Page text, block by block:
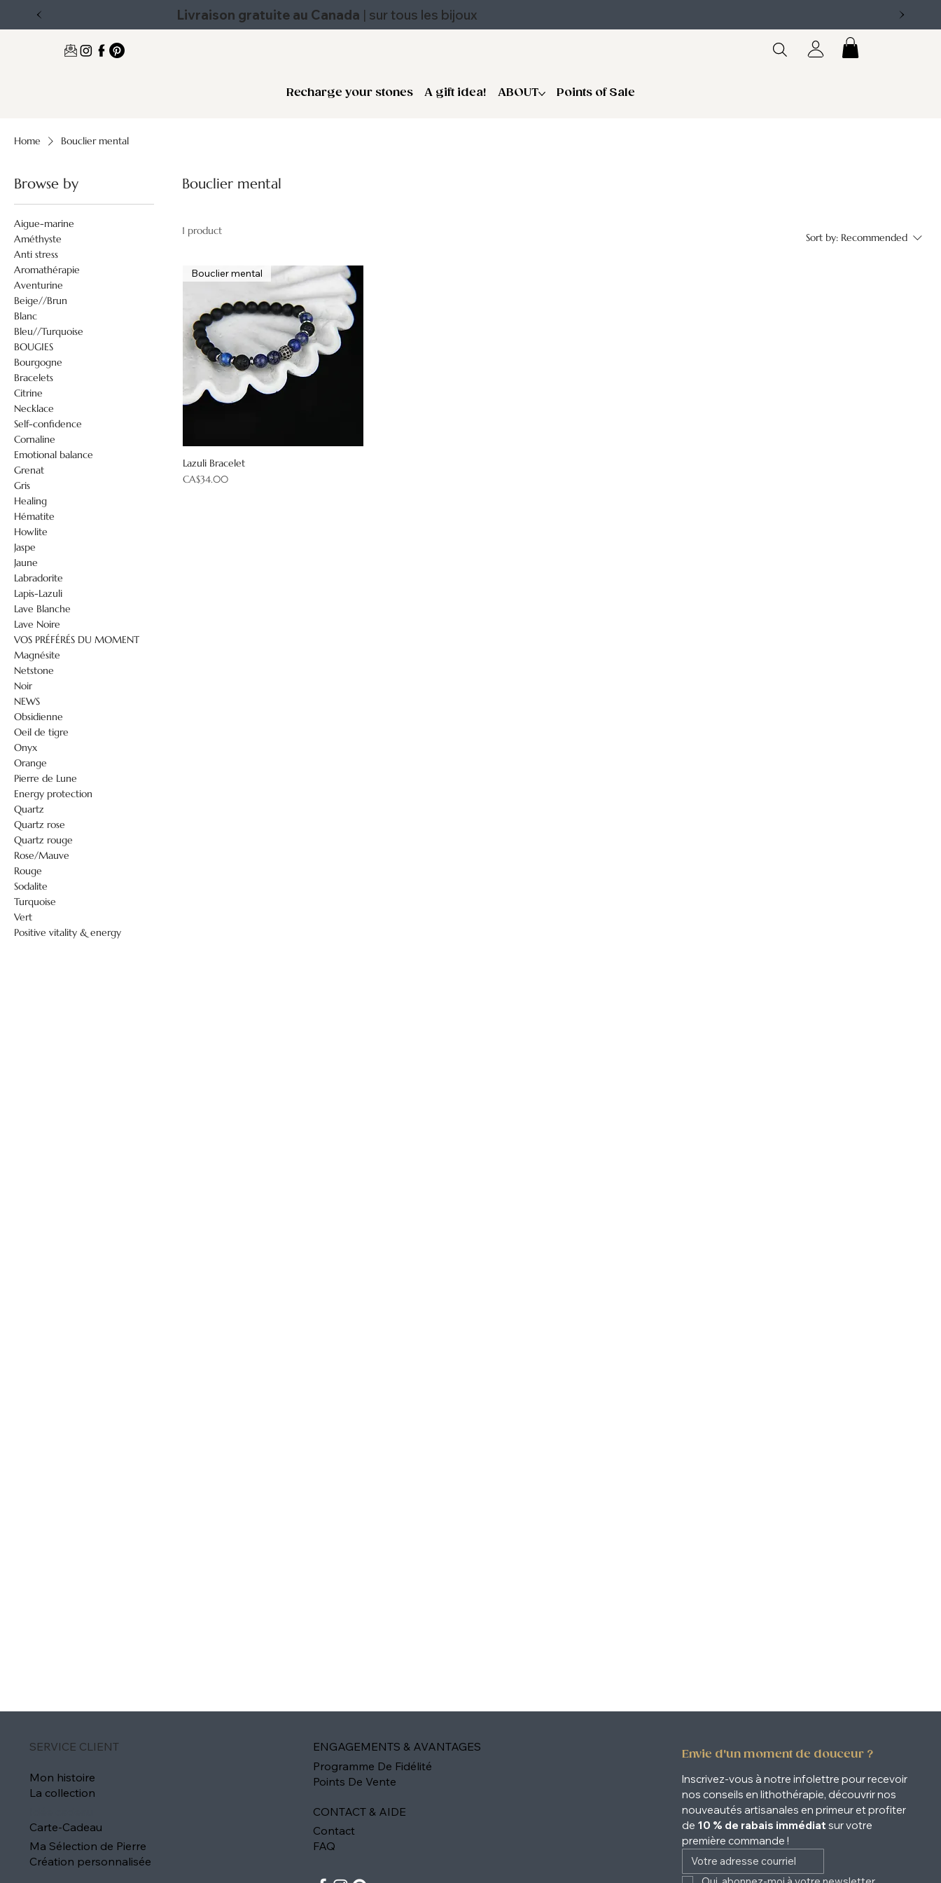
Recharge your stones A gift idea! ABOUT Points of Sale
Livraison gratuite au Canada | sur tous les bijoux
Home Bouclier mental
Browse by
Aigue-marine
Améthyste
Anti stress
Aromathérapie
Aventurine
Beige//Brun
Blanc
Bleu//Turquoise
BOUGIES
Bourgogne
Bracelets
Citrine
Necklace
Self-confidence
Cornaline
Emotional balance
Grenat
Gris
Healing
Hématite
Howlite
Jaspe
Jaune
Labradorite
Lapis-Lazuli
Lave Blanche
Lave Noire
VOS PRÉFÉRÉS DU MOMENT
Magnésite
Netstone
Noir
NEWS
Obsidienne
Oeil de tigre
Onyx
Orange
Pierre de Lune
Energy protection
Quartz
Quartz rose
Quartz rouge
Rose/Mauve
Rouge
Sodalite
Turquoise
Vert
Positive vitality & energy
Bouclier mental
1 product
Sort by: Recommended
Bouclier mental
Lazuli Bracelet
Price
CA$34.00
SERVICE CLIENT
Mon histoire
La collection
Carte-Cadeau
Ma Sélection de Pierre
Création personnalisée
ENGAGEMENTS & AVANTAGES
Programme De Fidélité
Points De Vente
CONTACT & AIDE
Contact
FAQ
Envie d'un moment de douceur ?
Inscrivez-vous à notre infolettre pour recevoir
nos conseils en lithothérapie, découvrir nos
nouveautés artisanales en primeur et profiter
de 10 % de rabais immédiat sur votre
première commande !